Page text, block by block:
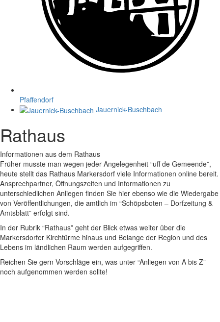
Pfaffendorf
Jauernick-Buschbach
Rathaus
Informationen aus dem Rathaus
Früher musste man wegen jeder Angelegenheit “uff de Gemeende”,
heute stellt das Rathaus Markersdorf viele Informationen online bereit.
Ansprechpartner, Öffnungszeiten und Informationen zu
unterschiedlichen Anliegen finden Sie hier ebenso wie die Wiedergabe
von Veröffentlichungen, die amtlich im “Schöpsboten – Dorfzeitung &
Amtsblatt” erfolgt sind.
In der Rubrik “Rathaus” geht der Blick etwas weiter über die
Markersdorfer Kirchtürme hinaus und Belange der Region und des
Lebens im ländlichen Raum werden aufgegriffen.
Reichen Sie gern Vorschläge ein, was unter “Anliegen von A bis Z”
noch aufgenommen werden sollte!